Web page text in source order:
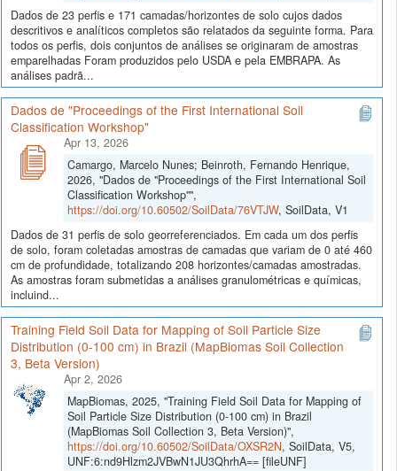
Dados de 23 perfis e 171 camadas/horizontes de solo cujos dados
descritivos e analíticos completos são relatados da seguinte forma. Para
todos os perfis, dois conjuntos de análises se originaram de amostras
emparelhadas Foram produzidos pelo USDA e pela EMBRAPA. As
análises padrã...
Dados de "Proceedings of the First International Soil
Classification Workshop"
Apr 13, 2026
Camargo, Marcelo Nunes; Beinroth, Fernando Henrique,
2026, "Dados de "Proceedings of the First International Soil
Classification Workshop"",
https://doi.org/10.60502/SoilData/76VTJW, SoilData, V1
Dados de 31 perfis de solo georreferenciados. Em cada um dos perfis
de solo, foram coletadas amostras de camadas que variam de 0 até 460
cm de profundidade, totalizando 208 horizontes/camadas amostradas.
As amostras foram submetidas a análises granulométricas e químicas,
incluind...
Training Field Soil Data for Mapping of Soil Particle Size
Distribution (0-100 cm) in Brazil (MapBiomas Soil Collection
3, Beta Version)
Apr 2, 2026
MapBiomas, 2025, "Training Field Soil Data for Mapping of
Soil Particle Size Distribution (0-100 cm) in Brazil
(MapBiomas Soil Collection 3, Beta Version)",
https://doi.org/10.60502/SoilData/OXSR2N, SoilData, V5,
UNF:6:nd9Hlzm2JVBwN1JU3QhrhA== [fileUNF]